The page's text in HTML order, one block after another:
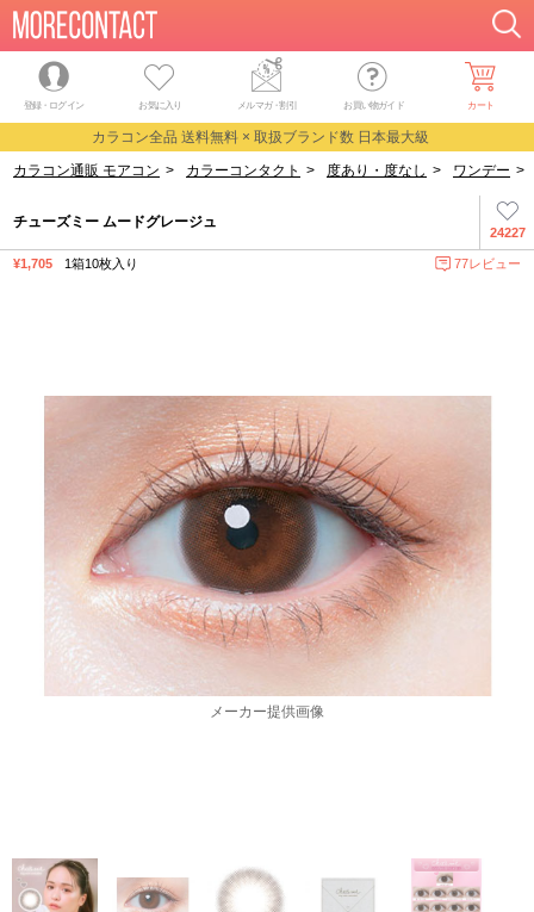
登録・ログイン お気に入り メルマガ・割引 お買い物ガイド カート
カラコン全品 送料無料 × 取扱ブランド数 日本最大級
カラコン通販 モアコン > カラーコンタクト > 度あり・度なし > ワンデー >
24227
チューズミー ムードグレージュ
¥1,705 1箱10枚入り 77レビュー